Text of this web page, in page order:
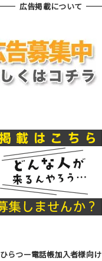
広告掲載について
ひらつー電話帳加入者様向け